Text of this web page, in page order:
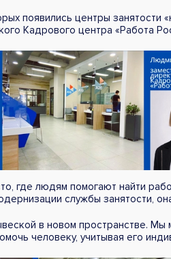
появились центры
Кадрового центра «Работа
где людям помогают найти
службы занятости,
в новом пространстве.
человеку, учитывая его